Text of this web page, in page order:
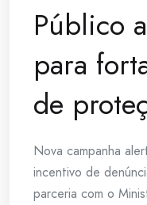
Público
para
de
Nova campanha
incentivo de
parceria com o